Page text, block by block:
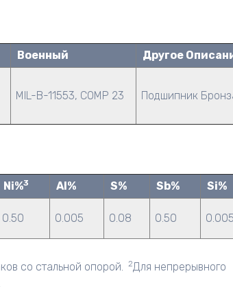
Военный Другое
MIL-B-11553, COMP 23 Подшипник
Ni%3 Al% S% Sb% Si%
со стальной опорой. 2Для непрерывного
0.50 0.005 0.08 0.50